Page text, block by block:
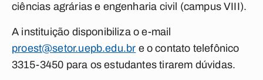
ciências agrárias e engenharia civil (campus VIII).
A instituição disponibiliza o e-mail
proest@setor.uepb.edu.br e o contato telefônico
3315-3450 para os estudantes tirarem dúvidas.